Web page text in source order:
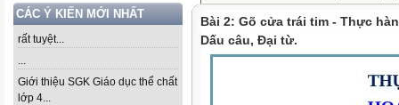
CÁC Ý KIẾN MỚI NHẤT
rất tuyệt...
...
Giới thiệu SGK Giáo dục thể chất
lớp 4...
Bài 2: Gõ cửa trái tim - Thực
Dấu câu, Đại từ.